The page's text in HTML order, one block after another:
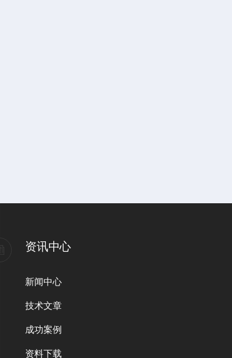
资讯中心
新闻中心
技术文章
成功案例
资料下载